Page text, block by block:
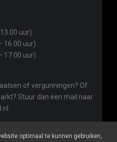
uur)
16.00 uur)
17.00 uur)
of vergunningen? Of
Stuur dan een mail naar
optimaal te kunnen gebruiken,